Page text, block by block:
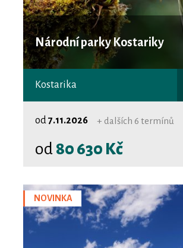
Národní parky Kostariky
Kostarika
od 7.11.2026 + dalších 6 termínů
od 80 630 Kč
NOVINKA